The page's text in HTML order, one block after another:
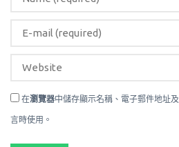
在瀏覽器中儲存顯示名稱、電子郵件地址
言時使用。